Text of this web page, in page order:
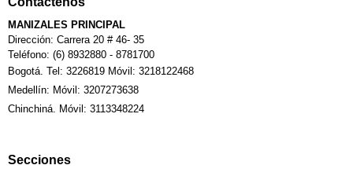
MANIZALES PRINCIPAL
Dirección: Carrera 20 # 46- 35
Teléfono: (6) 8932880 - 8781700
Bogotá. Tel: 3226819 Móvil: 3218122468
Medellín: Móvil: 3207273638
Chinchiná. Móvil: 3113348224
Secciones